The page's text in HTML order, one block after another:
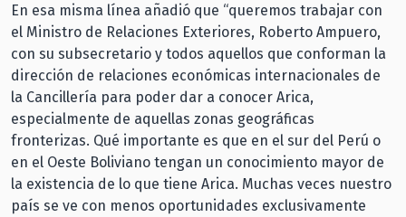
En esa misma línea añadió que “queremos trabajar con
el Ministro de Relaciones Exteriores, Roberto Ampuero,
con su subsecretario y todos aquellos que conforman la
dirección de relaciones económicas internacionales de
la Cancillería para poder dar a conocer Arica,
especialmente de aquellas zonas geográficas
fronterizas. Qué importante es que en el sur del Perú o
en el Oeste Boliviano tengan un conocimiento mayor de
la existencia de lo que tiene Arica. Muchas veces nuestro
país se ve con menos oportunidades exclusivamente